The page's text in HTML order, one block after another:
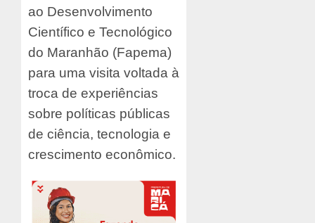
ao Desenvolvimento
Científico e Tecnológico
do Maranhão (Fapema)
para uma visita voltada à
troca de experiências
sobre políticas públicas
de ciência, tecnologia e
crescimento econômico.